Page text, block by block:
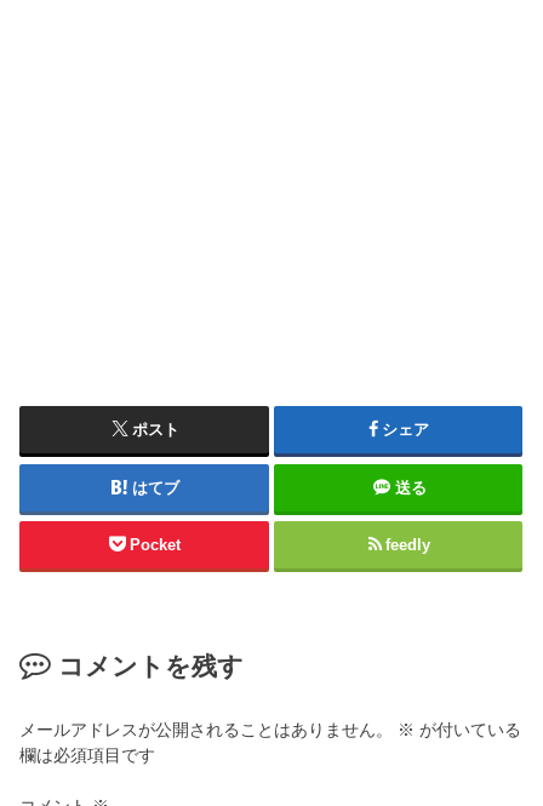
ポスト シェア
はてブ 送る
Pocket feedly
コメントを残す
メールアドレスが公開されることはありません。 ※ が付いている
欄は必須項目です